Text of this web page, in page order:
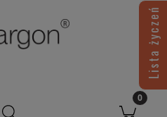
Lista życzeń